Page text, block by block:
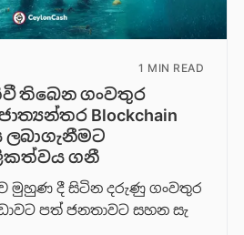
1 MIN READ
තිබෙන ගංවතුර
Blockchain
ලබාගැනීමට
ග​නී
මුහුණ දී සිටින දරුණු ගංවතුර
පත් ජනතාවට සහන සැ